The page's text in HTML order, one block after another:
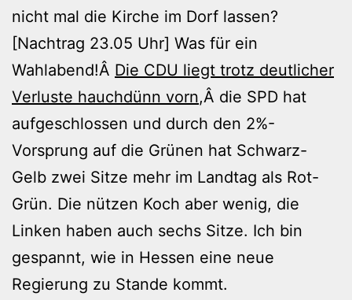
nicht mal die Kirche im Dorf lassen?
[Nachtrag 23.05 Uhr] Was für ein
Wahlabend!Â Die CDU liegt trotz deutlicher
Verluste hauchdünn vorn,Â die SPD hat
aufgeschlossen und durch den 2%-
Vorsprung auf die Grünen hat Schwarz-
Gelb zwei Sitze mehr im Landtag als Rot-
Grün. Die nützen Koch aber wenig, die
Linken haben auch sechs Sitze. Ich bin
gespannt, wie in Hessen eine neue
Regierung zu Stande kommt.